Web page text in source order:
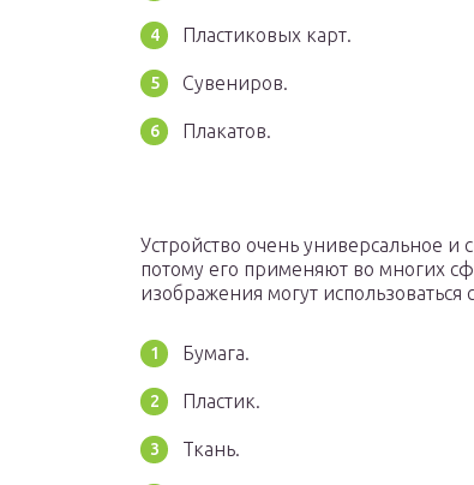
Пластиковых карт.
Сувениров.
Плакатов.
Устройство очень универсальное
потому его применяют во многих
изображения могут
Бумага.
Пластик.
Ткань.